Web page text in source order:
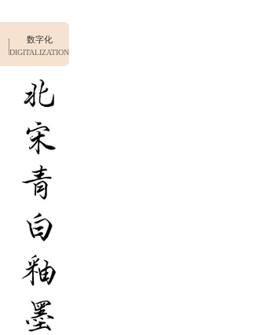
数字化
DIGITALIZATION